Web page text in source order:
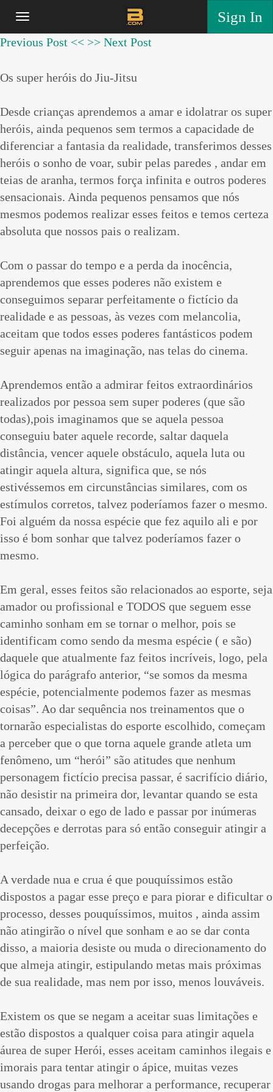
Sign In
Previous Post << >> Next Post
Os super heróis do Jiu-Jitsu
Desde crianças aprendemos a amar e idolatrar os super
heróis, ainda pequenos sem termos a capacidade de
diferenciar a fantasia da realidade, transferimos desses
heróis o sonho de voar, subir pelas paredes , andar em
teias de aranha, termos força infinita e outros poderes
sensacionais. Ainda pequenos pensamos que nós
mesmos podemos realizar esses feitos e temos certeza
absoluta que nossos pais o realizam.
Com o passar do tempo e a perda da inocência,
aprendemos que esses poderes não existem e
conseguimos separar perfeitamente o fictício da
realidade e as pessoas, às vezes com melancolia,
aceitam que todos esses poderes fantásticos podem
seguir apenas na imaginação, nas telas do cinema.
Aprendemos então a admirar feitos extraordinários
realizados por pessoa sem super poderes (que são
todas),pois imaginamos que se aquela pessoa
conseguiu bater aquele recorde, saltar daquela
distância, vencer aquele obstáculo, aquela luta ou
atingir aquela altura, significa que, se nós
estivéssemos em circunstâncias similares, com os
estímulos corretos, talvez poderíamos fazer o mesmo.
Foi alguém da nossa espécie que fez aquilo ali e por
isso é bom sonhar que talvez poderíamos fazer o
mesmo.
Em geral, esses feitos são relacionados ao esporte, seja
amador ou profissional e TODOS que seguem esse
caminho sonham em se tornar o melhor, pois se
identificam como sendo da mesma espécie ( e são)
daquele que atualmente faz feitos incríveis, logo, pela
lógica do parágrafo anterior, “se somos da mesma
espécie, potencialmente podemos fazer as mesmas
coisas”. Ao dar sequência nos treinamentos que o
tornarão especialistas do esporte escolhido, começam
a perceber que o que torna aquele grande atleta um
fenômeno, um “herói” são atitudes que nenhum
personagem fictício precisa passar, é sacrifício diário,
não desistir na primeira dor, levantar quando se esta
cansado, deixar o ego de lado e passar por inúmeras
decepções e derrotas para só então conseguir atingir a
perfeição.
A verdade nua e crua é que pouquíssimos estão
dispostos a pagar esse preço e para piorar e dificultar o
processo, desses pouquíssimos, muitos , ainda assim
não atingirão o nível que sonham e ao se dar conta
disso, a maioria desiste ou muda o direcionamento do
que almeja atingir, estipulando metas mais próximas
de sua realidade, mas nem por isso, menos louváveis.
Existem os que se negam a aceitar suas limitações e
estão dispostos a qualquer coisa para atingir aquela
áurea de super Herói, esses aceitam caminhos ilegais e
imorais para tentar atingir o ápice, muitas vezes
usando drogas para melhorar a performance, recuperar